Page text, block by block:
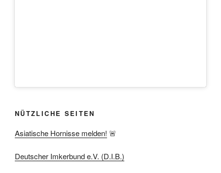
NÜTZLICHE SEITEN
Asiatische Hornisse melden! 🚨
Deutscher Imkerbund e.V. (D.I.B.)